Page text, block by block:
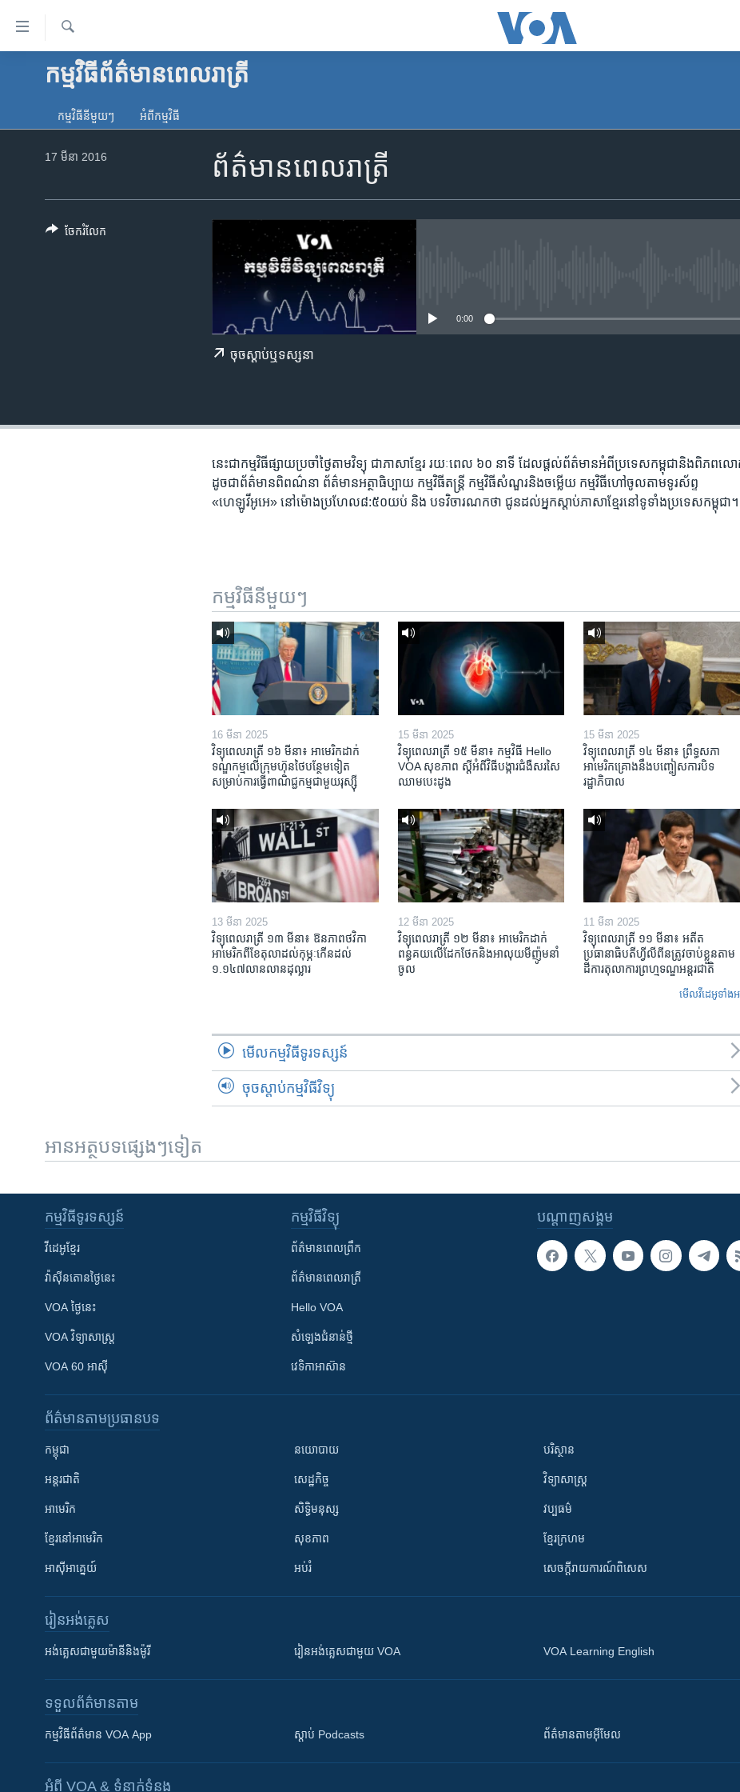
ទៅ​
គេហទំព័រ​
ទាក់ទង
និង​អាមេរិក
រក
កម្មវិធី​ព័ត៌មាន​ពេលរាត្រី
ទទួល​​​សេវា​​​ Podcast
កម្មវិធី​នីមួយៗ អំពី​កម្មវិធី​
ព័ត៌មានពេលរាត្រី
17 មីនា 2016
0:00
ចុច​​ស្តាប់​ឬ​ទស្សនា
ចែករំលែក
នេះ​ជា​កម្ម​វិធី​ផ្សាយ​ប្រចាំ​ថ្ងៃ​តាម​វិទ្យុ ​ជាភាសា​ខ្មែរ​ រយៈ​ពេល​ ៦០​ នាទី ដែល​ផ្តល់​ព័ត៌មាន​អំពី​ប្រទេស​កម្ពុជា​និង​ពិភព​ល
ដូច​ជា​ព័ត៌មាន​ពិពណ៌នា ព័ត៌មាន​អត្ថាធិប្បាយ​ កម្ម​វិធី​តន្ត្រី ​កម្មវិធី​​សំណួរ​និង​ចម្លើយ​ កម្ម​វិធី​ហៅ​ចូល​តាម​ទូរ​ស័ព្ទ
«ហេឡូវីអូអេ» នៅ​ម៉ោង​​ប្រហែល​៨:៥០​យប់ ​និង បទ​វិចារណកថា​ ជូន​ដល់​អ្នក​ស្តាប់​ភាសា​ខ្មែរ​នៅ​ទូទាំង​ប្រទេស​កម្ពុជា។
កម្មវិធី​នីមួយៗ
16 មីនា 2025
វិទ្យុពេលរាត្រី ១៦ មីនា៖ អាមេរិក​ដាក់​
ទណ្ឌកម្ម​លើ​ក្រុមហ៊ុន​ថៃ​បន្ថែម​ទៀត​
សម្រាប់​ការ​ធ្វើ​ពាណិជ្ជកម្ម​ជាមួយ​រុស្ស៊ី
15 មីនា 2025
វិទ្យុពេលរាត្រី ១៥ មីនា៖ កម្មវិធី ​Hello
VOA សុខភាព ស្ដី​អំពី​វិធី​បង្ការ​ជំងឺ​សរសៃ​
ឈាម​បេះដូង
15 មីនា 2025
វិទ្យុពេលរាត្រី ១៤ មីនា៖ ព្រឹទ្ធសភា
អាមេរិកគ្រោងនឹងបញ្ចៀសការបិទ
រដ្ឋាភិបាល
13 មីនា 2025
វិទ្យុពេលរាត្រី ១៣ មីនា៖ ឱនភាព​ថវិកា​
អាមេរិក​ពី​ខែ​តុលា​ដល់​កុម្ភៈ​កើន​ដល់​
១.១៤៧​លានលាន​ដុល្លារ
12 មីនា 2025
វិទ្យុពេលរាត្រី ១២ មីនា៖ អាមេរិក​ដាក់​
ពន្ធគយ​លើ​ដែកថែក​និង​អាលុយ​មីញ៉ូម​នាំ
ចូល
11 មីនា 2025
វិទ្យុពេលរាត្រី ១១ មីនា៖ អតីត​
ប្រធានាធិបតីហ្វីលីពីន​ត្រូវ​ចាប់ខ្លួនតាម
ដីការ​តុលាការ​ព្រហ្មទណ្ឌ​អន្តរជាតិ
មើល​វីដេអូ​ទាំង​
មើល​កម្មវិធី​ទូរទស្សន៍
ចុចស្តាប់កម្មវិធីវិទ្យុ
អានអត្ថបទផ្សេងៗទៀត
បណ្តាញ​សង្គម
កម្មវិធី​ទូរទស្សន៍
វីដេអូ​ខ្មែរ
វ៉ាស៊ីនតោន​ថ្ងៃ​នេះ
VOA ថ្ងៃនេះ
VOA ​វិទ្យាសាស្ត្រ
VOA 60 អាស៊ី
កម្មវិធី​វិទ្យុ
ព័ត៌មាន​ពេល​ព្រឹក
ព័ត៌មាន​​ពេល​រាត្រី
Hello VOA
សំឡេង​ជំនាន់​ថ្មី
វេទិកា​អាស៊ាន
ព័ត៌មាន​តាមប្រធានបទ​
កម្ពុជា
អន្តរជាតិ
អាមេរិក
ខ្មែរ​នៅអាមេរិក
អាស៊ីអាគ្នេយ៍
នយោបាយ
សេដ្ឋកិច្ច
សិទ្ធិមនុស្ស
សុខភាព
អប់រំ
បរិស្ថាន
វិទ្យាសាស្រ្ត
វប្បធម៌
ខ្មែរក្រហម
សេចក្តីរាយការណ៍ពិសេស
រៀន​​អង់គ្លេស
អង់គ្លេស​ជាមួយ​ម៉ានី​និង​ម៉ូរី រៀន​​​​​​អង់គ្លេស​​ជាមួយ VOA VOA Learning English
ទទួល​ព័ត៌មាន​តាម
កម្មវិធី​ព័ត៌មាន VOA App ស្តាប់ Podcasts ព័ត៌មាន​តាម​អ៊ីមែល
អំពី​ VOA & ទំនាក់ទំនង